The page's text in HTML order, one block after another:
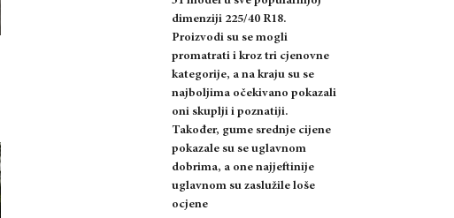
dimenziji 225/40 R18.
Proizvodi su se mogli
promatrati i kroz tri cjenovne
kategorije, a na kraju su se
najboljima očekivano pokazali
oni skuplji i poznatiji.
Također, gume srednje cijene
pokazale su se uglavnom
dobrima, a one najjeftinije
uglavnom su zaslužile loše
ocjene